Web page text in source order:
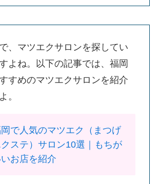
、マツエクサロンを探してい
よね。以下の記事では、福岡
すめのマツエクサロンを紹介
。
で人気のマツエク（まつげ
ステ）サロン10選｜もちが
お店を紹介